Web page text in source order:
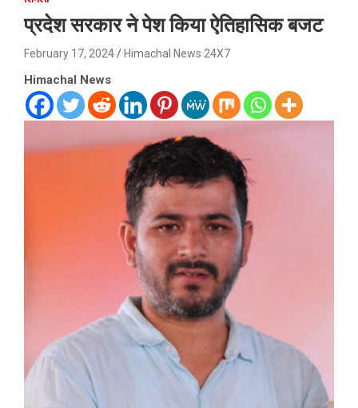
प्रदेश सरकार ने पेश किया ऐतिहासिक बजट
February 17, 2024 Himachal News 24X7
Himachal News